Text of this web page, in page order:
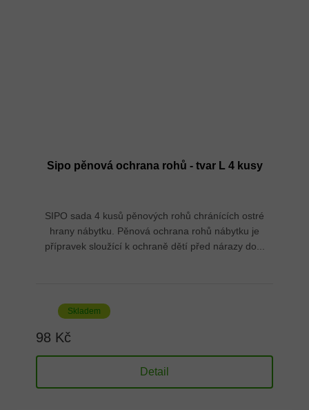
Sipo pěnová ochrana rohů - tvar L 4 kusy
SIPO sada 4 kusů pěnových rohů chránících ostré
hrany nábytku. Pěnová ochrana rohů nábytku je
přípravek sloužící k ochraně dětí před nárazy do...
Skladem
98 Kč
Detail